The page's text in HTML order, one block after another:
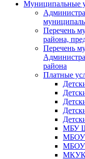
Муниципальные
Перечень
района,
Перечень
района
Платные
МБУ
МБОУ
МБОУ
МКУК